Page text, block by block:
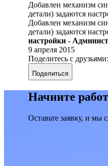
Добавлен механизм
детали) задаются
Добавлен механизм
детали) задаются
настройки -
9 апреля 2015
Поделитесь с друзьями:
Поделиться
Начните
Оставьте заявку, и мы